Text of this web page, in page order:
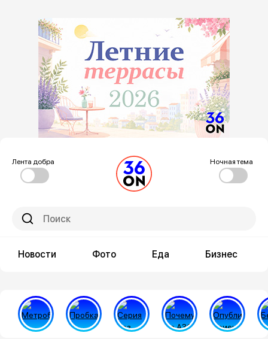
Лента добра Ночная тема
Новости Фото Еда Бизнес